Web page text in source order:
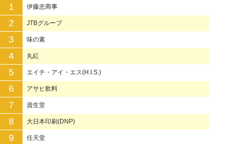
1 伊藤忠商事
2 JTBグループ
3 味の素
4 丸紅
5 エイチ・アイ・エス(H.I.S.)
6 アサヒ飲料
7 資生堂
8 大日本印刷(DNP)
9 任天堂